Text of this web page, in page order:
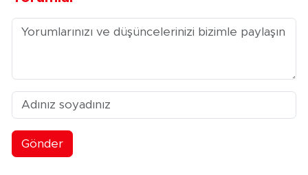
Gönder